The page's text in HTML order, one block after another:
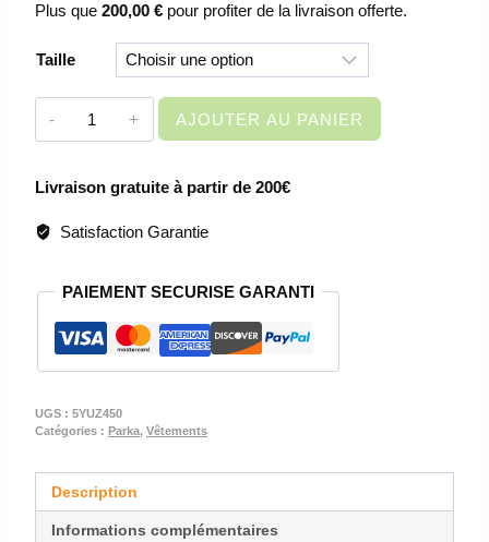
Plus que 200,00 € pour profiter de la livraison offerte.
Taille
quantité
DE
-
YUZU
AJOUTER AU PANIER
Livraison gratuite à partir de 200€
Satisfaction Garantie
PAIEMENT SECURISE GARANTI
UGS : 5YUZ450
Catégories : Parka, Vêtements
Description
Informations complémentaires